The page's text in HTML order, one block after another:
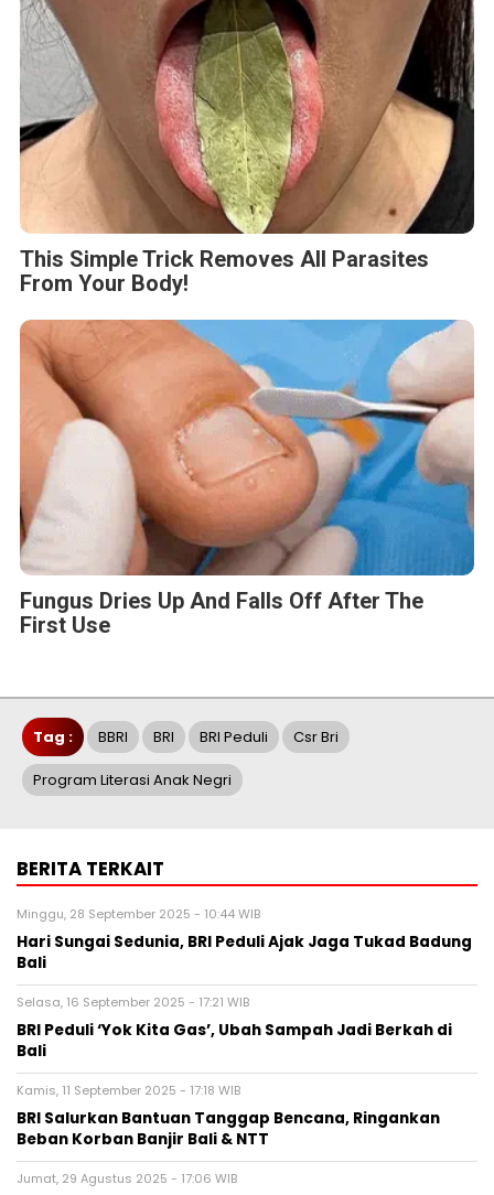
This Simple Trick Removes All Parasites
From Your Body!
Fungus Dries Up And Falls Off After The
First Use
Tag : BBRI BRI BRI Peduli Csr Bri
Program Literasi Anak Negri
BERITA TERKAIT
Minggu, 28 September 2025 - 10:44 WIB
Hari Sungai Sedunia, BRI Peduli Ajak Jaga Tukad Badung
Bali
Selasa, 16 September 2025 - 17:21 WIB
BRI Peduli ‘Yok Kita Gas’, Ubah Sampah Jadi Berkah di
Bali
Kamis, 11 September 2025 - 17:18 WIB
BRI Salurkan Bantuan Tanggap Bencana, Ringankan
Beban Korban Banjir Bali & NTT
Jumat, 29 Agustus 2025 - 17:06 WIB